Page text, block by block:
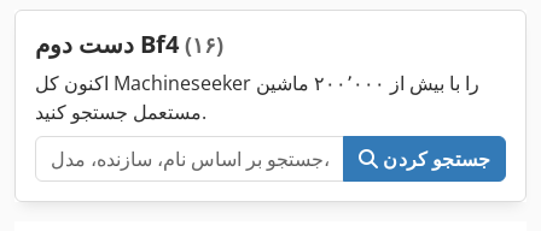
دست دوم Bf4 (۱۶)
اکنون کل Machineseeker را با بیش از ۲۰۰٬۰۰۰ ماشین
مستعمل جستجو کنید.
جستجو کردن